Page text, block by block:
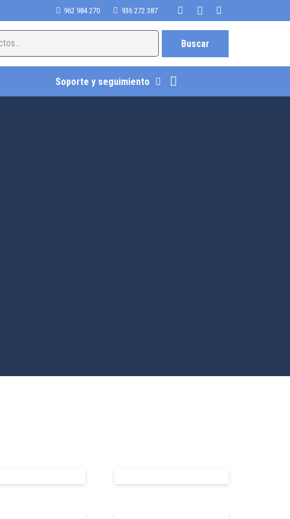
962 984 270 936 272 387
Soporte y seguimiento